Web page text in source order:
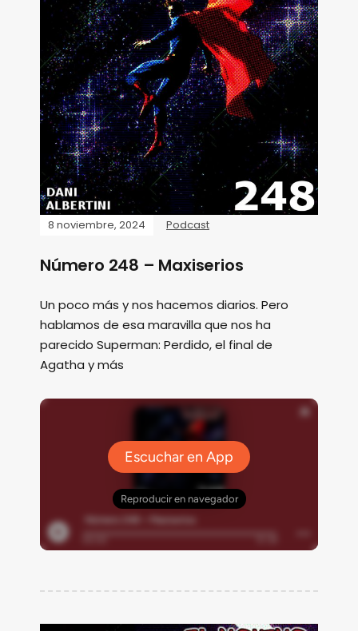
8 noviembre, 2024 Podcast
Número 248 – Maxiserios
Un poco más y nos hacemos diarios. Pero
hablamos de esa maravilla que nos ha
parecido Superman: Perdido, el final de
Agatha y más